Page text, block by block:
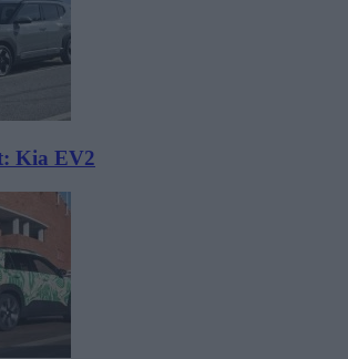
Kia EV2